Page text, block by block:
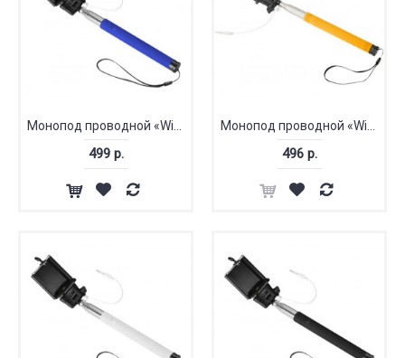
Монопод проводной «Wire Selfie»
499 р.
Монопод проводной «Wire Selfie»
496 р.